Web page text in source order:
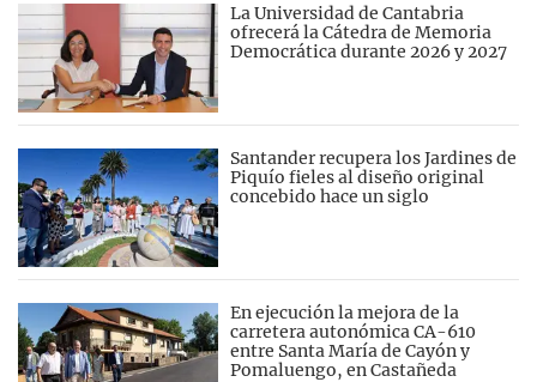
La Universidad de Cantabria
ofrecerá la Cátedra de Memoria
Democrática durante 2026 y 2027
Santander recupera los Jardines de
Piquío fieles al diseño original
concebido hace un siglo
En ejecución la mejora de la
carretera autonómica CA-610
entre Santa María de Cayón y
Pomaluengo, en Castañeda